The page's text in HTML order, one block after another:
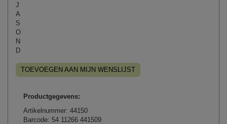
J
A
S
O
N
D
TOEVOEGEN AAN MIJN WENSLIJST
Productgegevens:
Artikelnummer: 44150
Barcode: 54 11266 441509